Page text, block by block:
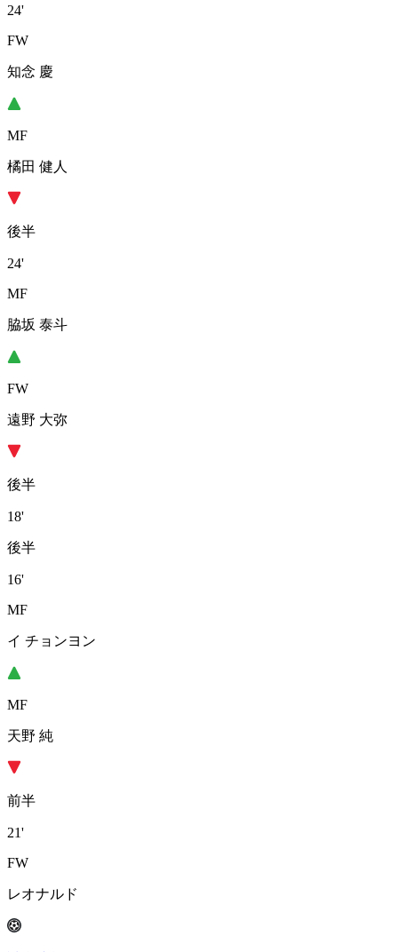
24'
FW
知念 慶
MF
橘田 健人
後半
24'
MF
脇坂 泰斗
FW
遠野 大弥
後半
18'
後半
16'
MF
イ チョンヨン
MF
天野 純
前半
21'
FW
レオナルド